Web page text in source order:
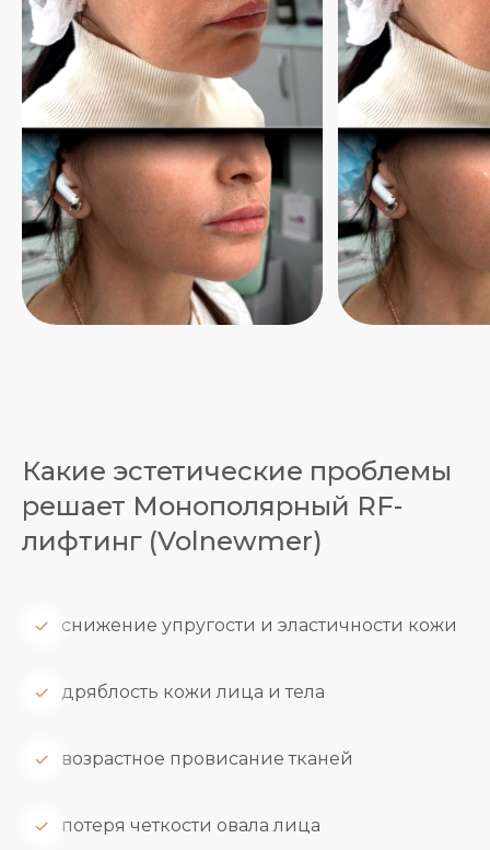
Какие эстетические проблемы
решает Монополярный RF-
лифтинг (Volnewmer)
снижение упругости и эластичности кожи
дряблость кожи лица и тела
возрастное провисание тканей
потеря четкости овала лица